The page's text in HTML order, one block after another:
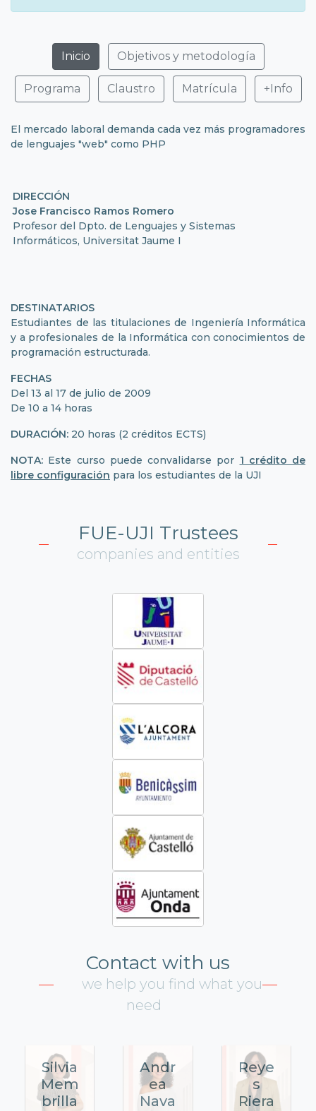
Inicio Objetivos y metodología
Programa Claustro Matrícula +Info
El mercado laboral demanda cada vez más programadores
de lenguajes "web" como PHP
DIRECCIÓN
Jose Francisco Ramos Romero
Profesor del Dpto. de Lenguajes y Sistemas
Informáticos, Universitat Jaume I
DESTINATARIOS
Estudiantes de las titulaciones de Ingeniería Informática
y a profesionales de la Informática con conocimientos de
programación estructurada.
FECHAS
Del 13 al 17 de julio de 2009
De 10 a 14 horas
DURACIÓN: 20 horas (2 créditos ECTS)
NOTA: Este curso puede convalidarse por 1 crédito de
libre configuración para los estudiantes de la UJI
FUE-UJI Trustees
companies and entities
Contact with us
we help you find what you
need
Silvia
Mem
brilla
Andr
ea
Nava
Reye
s
Riera